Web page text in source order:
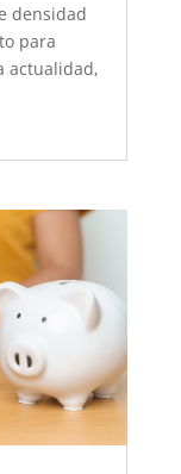
densidad
para
actualidad,